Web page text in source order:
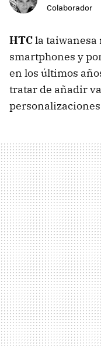
Colaborador
HTCla taiwanesa
smartphones y
en los últimos
tratar de añadir